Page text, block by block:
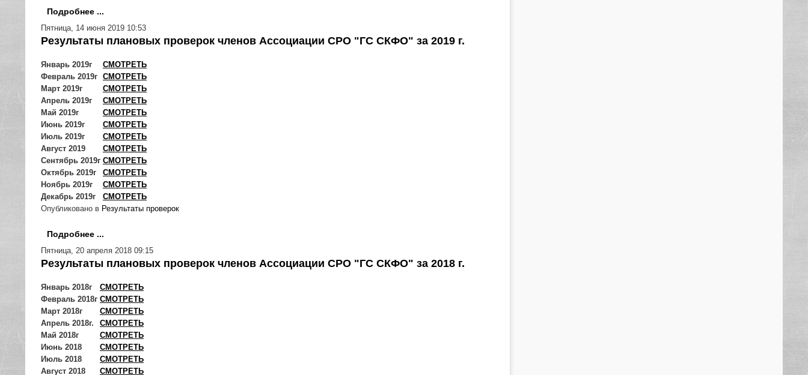
Подробнее ...
Пятница, 14 июня 2019 10:53
Результаты плановых проверок членов Ассоциации СРО "ГС СКФО" за 2019 г.
Январь 2019г
СМОТРЕТЬ
Февраль 2019г СМОТРЕТЬ
Март 2019г
СМОТРЕТЬ
Апрель 2019г
СМОТРЕТЬ
Май 2019г
СМОТРЕТЬ
Июнь 2019г
СМОТРЕТЬ
Июль 2019г
СМОТРЕТЬ
Август 2019
СМОТРЕТЬ
Сентябрь 2019г СМОТРЕТЬ
Октябрь 2019г
СМОТРЕТЬ
Ноябрь 2019г
СМОТРЕТЬ
Декабрь 2019г
СМОТРЕТЬ
Опубликовано в Результаты проверок
Подробнее ...
Пятница, 20 апреля 2018 09:15
Результаты плановых проверок членов Ассоциации СРО "ГС СКФО" за 2018 г.
Январь 2018г
СМОТРЕТЬ
Февраль 2018г СМОТРЕТЬ
Март 2018г
СМОТРЕТЬ
Апрель 2018г.
СМОТРЕТЬ
Май 2018г
СМОТРЕТЬ
Июнь 2018
СМОТРЕТЬ
Июль 2018
СМОТРЕТЬ
Август 2018
СМОТРЕТЬ